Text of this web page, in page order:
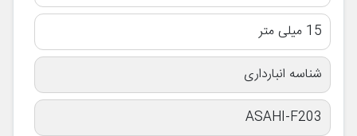
15 میلی متر
شناسه انبارداری
ASAHI-F203